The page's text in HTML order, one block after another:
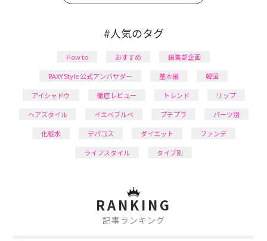
#人気のタグ
How to おすすめ
編集部企画
RAXY Style 公式アンバサダー
基本編
韓国
アイシャドウ
徹底レビュー トレンド
リップ
ヘアスタイル
イエベブルベ プチプラ
パーツ別
化粧水
デパコス ダイエット
ファンデ
ライフスタイル
タイプ別
RANKING
記事ランキング